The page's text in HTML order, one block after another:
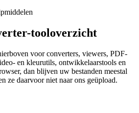
tooloverzicht
voor converters, viewers, PDF-
en kleurutils, ontwikkelaarstools en
dan blijven uw bestanden meestal
ze daarvoor niet naar ons geüpload.